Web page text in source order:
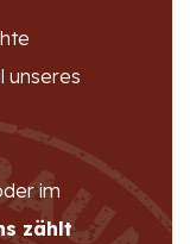
unseres
im
zählt